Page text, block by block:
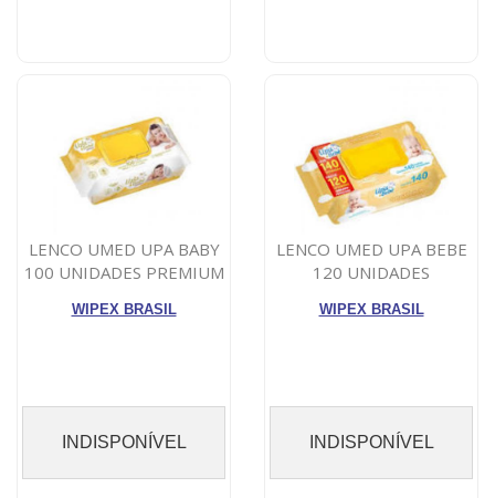
LENCO UMED UPA BABY
100 UNIDADES PREMIUM
WIPEX BRASIL
INDISPONÍVEL
LENCO UMED UPA BEBE
120 UNIDADES
WIPEX BRASIL
INDISPONÍVEL